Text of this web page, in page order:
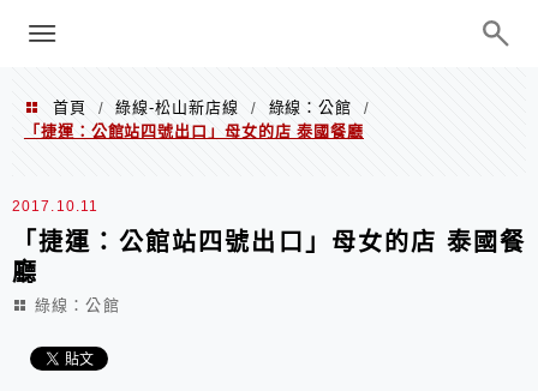
巧、世界走透透
menu
首頁 / 綠線-松山新店線 / 綠線：公館
/
「捷運：公館站四號出口」母女的店 泰國餐廳
2017.10.11
「捷運：公館站四號出口」母女的店 泰國餐
廳
綠線：公館